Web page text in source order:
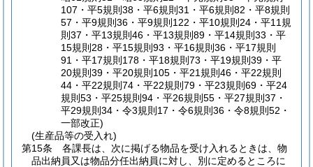
107・平5規則38・平6規則31・平6規則82・平8規則
57・平9規則36・平9規則122・平10規則24・平11規
則37・平13規則46・平13規則89・平14規則33・平
15規則28・平15規則93・平16規則36・平17規則
91・平17規則178・平18規則73・平19規則39・平
20規則39・平20規則105・平21規則46・平22規則
44・平22規則74・平22規則79・平23規則69・平24
規則53・平25規則94・平26規則55・平27規則37・
平29規則34・令3規則17・令6規則36・令8規則52・
一部改正)
(生産品等の受入れ)
第15条
各課長は、次に掲げる物品を受け入れるときは、物
品出納員又は物品分任出納員に対し、別に定めるところに